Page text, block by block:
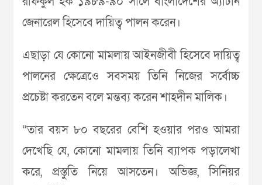
জেনারেল হিসেবে দায়িত্ব পালন করেন।
এছাড়া যে কোনো মামলায় আইনজীবী হিসেবে দায়িত্ব
পালনের ক্ষেত্রেওে সবসময় তিনি নিজের সর্বোচ্চ
প্রচেষ্টা করতেন বলে মন্তব্য করেন শাহদীন মালিক।
“তার বয়স ৮০ বছরের বেশি হওয়ার পরও আমরা
দেখেছি যে, কোনো মামলায় তিনি ব্যাপক পড়ালেখা
করে, প্রস্তুতি নিয়ে আসতেন। অভিজ্ঞ, সিনিয়র